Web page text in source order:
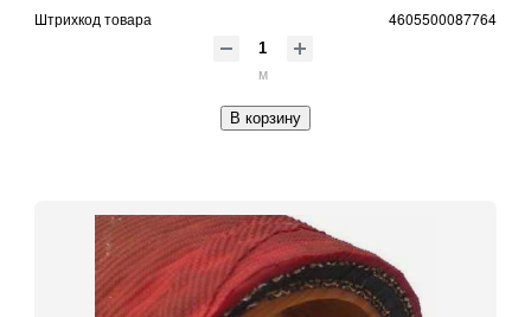
Штрихкод товара 4605500087764
м
В корзину